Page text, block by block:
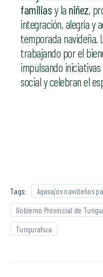
familiasy la niñez,
integración, alegría y
temporada
trabajando por el
impulsando
social y celebran el
Tags: Agasajos navideños
Gobierno Provincial de
Tungurahua